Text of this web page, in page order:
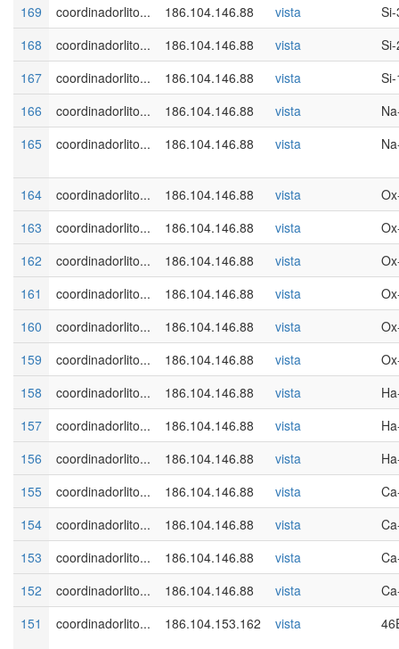
169
coordinadorlito... 186.104.146.88 vista
168
coordinadorlito... 186.104.146.88 vista
167
coordinadorlito... 186.104.146.88 vista
166
coordinadorlito... 186.104.146.88 vista
165
coordinadorlito... 186.104.146.88 vista
164 coordinadorlito... 186.104.146.88 vista
163
coordinadorlito... 186.104.146.88 vista
162
coordinadorlito... 186.104.146.88 vista
161
coordinadorlito... 186.104.146.88 vista
160
coordinadorlito... 186.104.146.88 vista
159
coordinadorlito... 186.104.146.88 vista
158
coordinadorlito... 186.104.146.88 vista
157
coordinadorlito... 186.104.146.88 vista
156
coordinadorlito... 186.104.146.88 vista
155
coordinadorlito... 186.104.146.88 vista
154
coordinadorlito... 186.104.146.88 vista
153
coordinadorlito... 186.104.146.88 vista
152
coordinadorlito... 186.104.146.88 vista
151
coordinadorlito... 186.104.153.162 vista